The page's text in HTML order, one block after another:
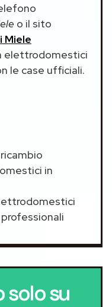
o il sito
Miele
elettrodomestici
le case ufficiali.
in
solo su